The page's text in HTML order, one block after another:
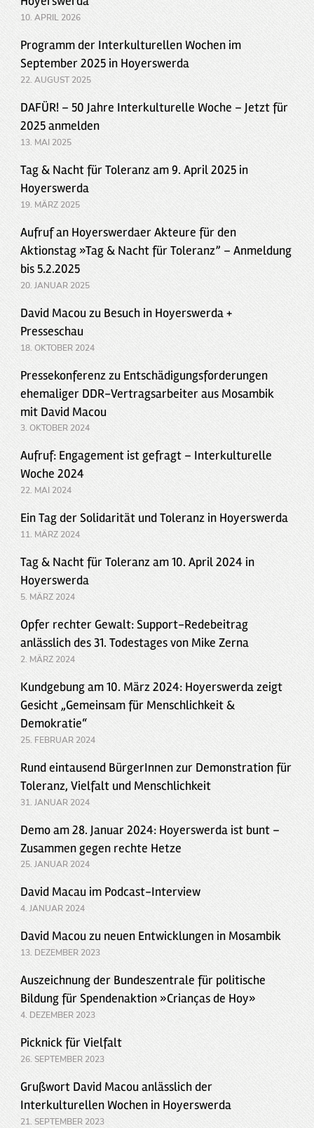
10. APRIL 2026
Programm der Interkulturellen Wochen im
September 2025 in Hoyerswerda
22. AUGUST 2025
DAFÜR! – 50 Jahre Interkulturelle Woche – Jetzt für
2025 anmelden
13. MAI 2025
Tag & Nacht für Toleranz am 9. April 2025 in
Hoyerswerda
19. MÄRZ 2025
Aufruf an Hoyerswerdaer Akteure für den
Aktionstag »Tag & Nacht für Toleranz” – Anmeldung
bis 5.2.2025
20. JANUAR 2025
David Macou zu Besuch in Hoyerswerda +
Presseschau
18. OKTOBER 2024
Pressekonferenz zu Entschädigungsforderungen
ehemaliger DDR-Vertragsarbeiter aus Mosambik
mit David Macou
3. OKTOBER 2024
Aufruf: Engagement ist gefragt – Interkulturelle
Woche 2024
22. MAI 2024
Ein Tag der Solidarität und Toleranz in Hoyerswerda
11. MÄRZ 2024
Tag & Nacht für Toleranz am 10. April 2024 in
Hoyerswerda
5. MÄRZ 2024
Opfer rechter Gewalt: Support-Redebeitrag
anlässlich des 31. Todestages von Mike Zerna
2. MÄRZ 2024
Kundgebung am 10. März 2024: Hoyerswerda zeigt
Gesicht „Gemeinsam für Menschlichkeit &
Demokratie“
25. FEBRUAR 2024
Rund eintausend BürgerInnen zur Demonstration für
Toleranz, Vielfalt und Menschlichkeit
31. JANUAR 2024
Demo am 28. Januar 2024: Hoyerswerda ist bunt –
Zusammen gegen rechte Hetze
25. JANUAR 2024
David Macau im Podcast-Interview
4. JANUAR 2024
David Macou zu neuen Entwicklungen in Mosambik
13. DEZEMBER 2023
Auszeichnung der Bundeszentrale für politische
Bildung für Spendenaktion »Crianças de Hoy»
4. DEZEMBER 2023
Picknick für Vielfalt
26. SEPTEMBER 2023
Grußwort David Macou anlässlich der
Interkulturellen Wochen in Hoyerswerda
21. SEPTEMBER 2023